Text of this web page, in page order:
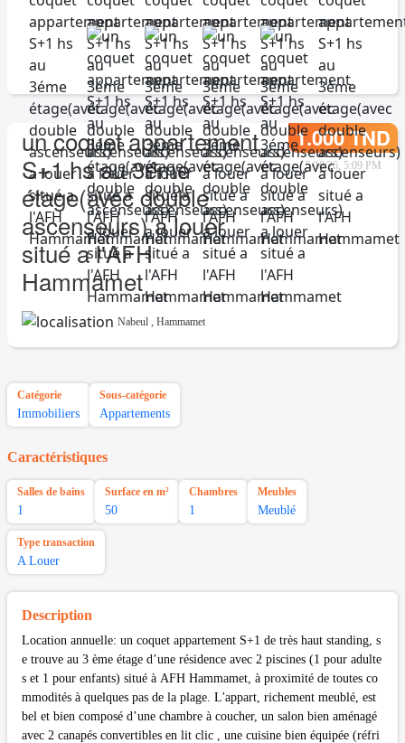
un coquet appartement
S+1 hs au 3éme
étage(avec double
ascenseurs) a louer
situé a l'AFH
Hammamet
1.000 TND
5/10/26, 5:09 PM
Nabeul , Hammamet
Catégorie
Immobiliers
Sous-catégorie
Appartements
Caractéristiques
Salles de bains
1
Surface en m²
50
Chambres
1
Meubles
Meublé
Type transaction
A Louer
Description
Location annuelle: un coquet appartement S+1 de très haut standing, s
e trouve au 3 ème étage d’une résidence avec 2 piscines (1 pour adulte
s et 1 pour enfants) situé à AFH Hammamet, à proximité de toutes co
mmodités à quelques pas de la plage. L'appart, richement meublé, est
bel et bien composé d’une chambre à coucher, un salon bien aménagé
avec 2 canapés convertibles en lit clic , une cuisine bien équipée (réfri